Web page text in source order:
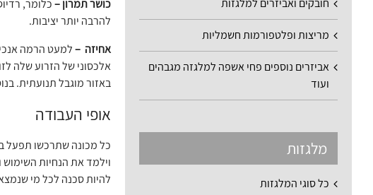
כושר תמרון –כלומר,
להרבה יותר יציבות.
אחיזה –למעט הרמה
אלכסוני של הזרוע שלה
באזור מוגבל תנועתית.
אופי העבודה
כל מכונה שתרכשו תפעל
וילמד את הנחיות
להיות סכנה לכל מי
חובקים ואביזרים למלגזות
מריצות ופלטפורמות חשמליות
אביזרים נוספים פחי אשפה למלגזה מגבהים
ועוד
מלגזות
כל סוגי המלגזות